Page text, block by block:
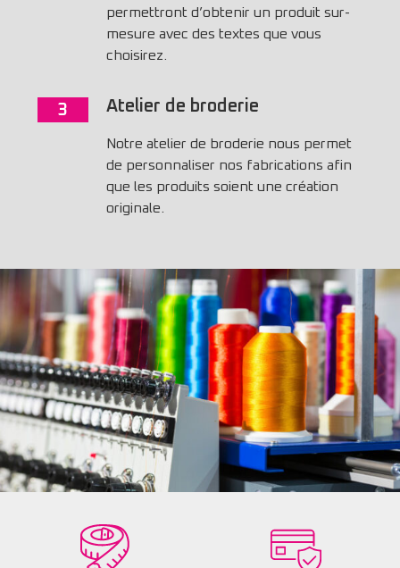
permettront d’obtenir un produit sur-
mesure avec des textes que vous
choisirez.
3 Atelier de broderie
Notre atelier de broderie nous permet
de personnaliser nos fabrications afin
que les produits soient une création
originale.